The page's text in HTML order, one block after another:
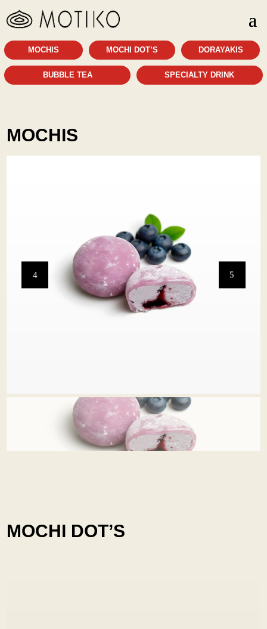
MOCHIS MOCHI DOT’S DORAYAKIS
BUBBLE TEA SPECIALTY DRINK
MOCHIS
MOCHI DOT’S